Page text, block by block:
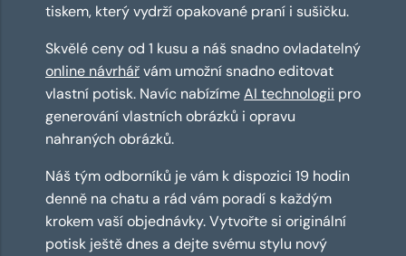
tiskem, který vydrží opakované praní i sušičku.
Skvělé ceny od 1 kusu a náš snadno ovladatelný
online návrhářvám umožní snadno editovat
vlastní potisk. Navíc nabízímeAI technologii pro
generování vlastních obrázků i opravu
nahraných obrázků.
Náš tým odborníků je vám k dispozici 19 hodin
denně na chatu a rád vám poradí s každým
krokem vaší objednávky. Vytvořte si originální
potisk ještě dnes a dejte svému stylu nový